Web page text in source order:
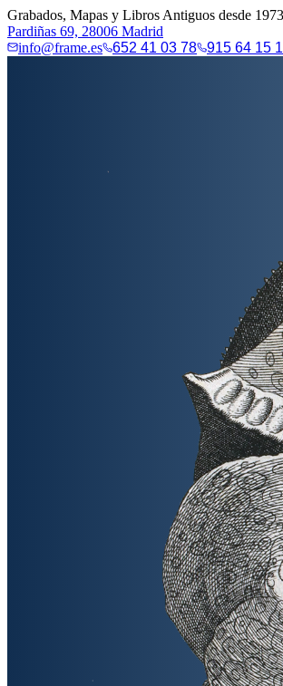
Grabados, Mapas y Libros Antiguos desde 1973
Pardiñas 69, 28006 Madrid
info@frame.es
652 41 03 78 915 64 15